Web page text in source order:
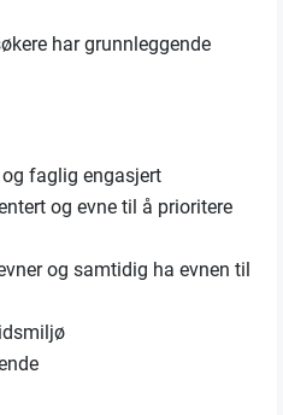
har grunnleggende
faglig engasjert
og evne til å prioritere
og samtidig ha evnen til